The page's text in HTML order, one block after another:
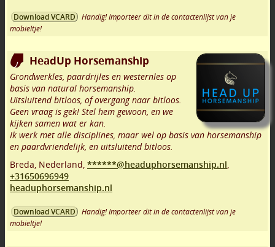
Download VCARD
Handig! Importeer dit in de contactenlijst van je
mobieltje!
HeadUp Horsemanship
Grondwerkles, paardrijles en westernles op
basis van natural horsemanship.
Uitsluitend bitloos, of overgang naar bitloos.
Geen vraag is gek! Stel hem gewoon, en we
kijken samen wat er kan.
Ik werk met alle disciplines, maar wel op basis van horsemanship
en paardvriendelijk, en uitsluitend bitloos.
Breda, Nederland, ******@headuphorsemanship.nl,
+31650696949
headuphorsemanship.nl
Download VCARD
Handig! Importeer dit in de contactenlijst van je
mobieltje!